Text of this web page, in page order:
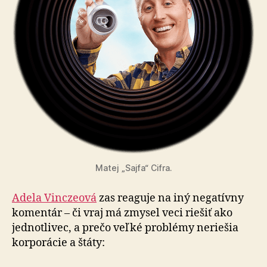
Matej „Sajfa“ Cifra.
Adela Vinczeovázas reaguje na iný negatívny
komentár – či vraj má zmysel veci riešiť ako
jednotlivec, a prečo veľké problémy neriešia
korporácie a štáty: